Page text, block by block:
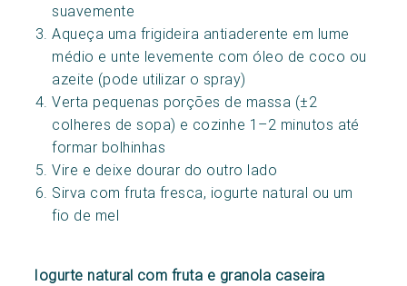
suavemente
Aqueça uma frigideira antiaderente em lume
médio e unte levemente com óleo de coco ou
azeite (pode utilizar o spray)
Verta pequenas porções de massa (±2
colheres de sopa) e cozinhe 1–2 minutos até
formar bolhinhas
Vire e deixe dourar do outro lado
Sirva com fruta fresca, iogurte natural ou um
fio de mel
Iogurte natural com fruta e granola caseira